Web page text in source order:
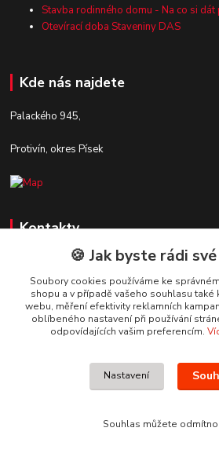
Stavba rodinného domu - Na co si dát
Otevírací doba Staveniny DAS
Kde nás najdete
Palackého 945,
Protivín, okres Písek
Kontakty
Zákaznická podpora Stavby
+420 720 190 190
(Po-Pá, 7-16 hod.)
info@stavbydas.cz
🍪 Jak byste rádi
Soubory cookies používáme ke
shopu a v případě vašeho souhlasu
webu, měření efektivity reklamních
oblíbeného nastavení při používání
odpovídajících vašim preferencím.
Nastavení
Souhlas můžete